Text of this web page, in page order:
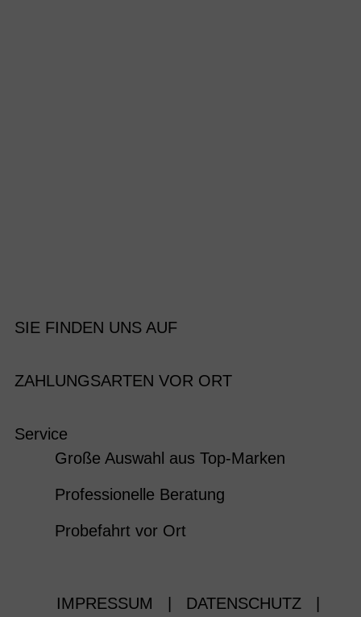
SIE FINDEN UNS AUF
ZAHLUNGSARTEN VOR ORT
Service
Große Auswahl aus Top-Marken
Professionelle Beratung
Probefahrt vor Ort
IMPRESSUM DATENSCHUTZ